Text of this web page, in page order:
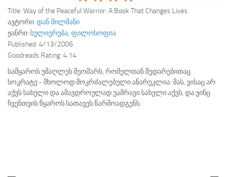
Title: Way of the Peaceful Warrior: A Book That Changes Lives
ავტორი: დან მილმანი
ჟანრი: სულიერება, ფილოსოფია
Published: 4/13/2006
Goodreads Rating: 4.14
სამყაროს უმაღლეს მეომარს, რომელთან შედარებითაც
სოკრატე - მხოლოდ მოკრძალებული ანარეკლია. მას, ვისაც არ
აქვს სახელი და ამავდროულად უამრავი სახელი აქვს, და ვინც
ჩვენთვის წყაროს სათავეს წარმოადგენს.